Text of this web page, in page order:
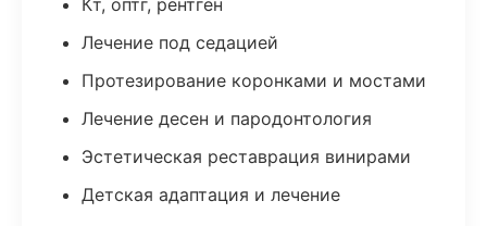
Кт, оптг, рентген
Лечение под седацией
Протезирование коронками и мостами
Лечение десен и пародонтология
Эстетическая реставрация винирами
Детская адаптация и лечение